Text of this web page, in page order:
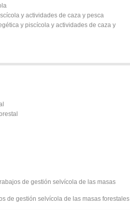
y actividades de caza y pesca
y piscícola y actividades de caza y
de gestión selvícola de las masas
de gestión selvícola de las masas forestales